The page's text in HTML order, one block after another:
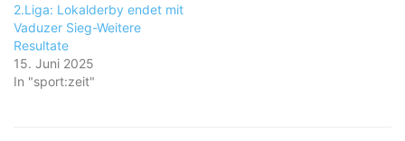
2.Liga: Lokalderby endet mit
Vaduzer Sieg-Weitere
Resultate
15. Juni 2025
In "sport:zeit"